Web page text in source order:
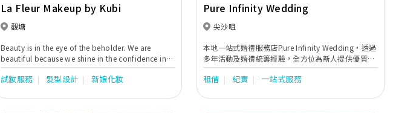
La Fleur Makeup by Kubi
觀塘
Beauty is in the eye of the beholder. We are
beautiful because we shine in the confidence in
accepting who we are. Simplicity is an art. At La
Fleur Bridal Makeup, we engage the romance of
look one-of-a-kind on your special day when you
試妝服務 髮型設計 新娘化妝
Pure Infinity Wedding
尖沙咀
本地一站式婚禮服務店Pure Infinity Wedding，透過
多年活動及婚禮統籌經驗，全方位為新人提供優質和
貼心的一站式婚嫁服務，包括婚紗禮服租賃、婚紗攝
影、婚禮當日攝錄影、新娘化妝造型設計、過大禮、
致力制訂個人化、優質而高性價比的完美婚禮，為每
租借 紀實 一站式服務